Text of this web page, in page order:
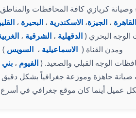
كريازي كافة المحافظات
القاهرة ، الجيزة، الاسكندرية ، البحيرة ،
البحري (الدقهلية ، الشرقية ،
ومدن القناة ( الاسماعيلية ، السويس )
الوجه القبلي والصعيد. (الفيوم ،
جاهزة وموزعة جغرافياً بشكل دقيق
عميل أينما كان موقع جغرافي في